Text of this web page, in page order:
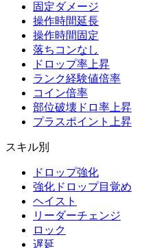
固定ダメージ
操作時間延長
操作時間固定
落ちコンなし
ドロップ率上昇
ランク経験値倍率
コイン倍率
部位破壊ドロ率上昇
プラスポイント上昇
スキル別
ドロップ強化
強化ドロップ目覚め
ヘイスト
リーダーチェンジ
ロック
遅延